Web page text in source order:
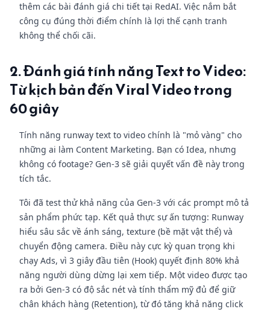
thêm các bài đánh giá chi tiết tại RedAI. Việc nắm bắt
công cụ đúng thời điểm chính là lợi thế cạnh tranh
không thể chối cãi.
2. Đánh giá tính năng Text to Video:
Từ kịch bản đến Viral Video trong
60 giây
Tính năng runway text to video chính là "mỏ vàng" cho
những ai làm Content Marketing. Bạn có Idea, nhưng
không có footage? Gen-3 sẽ giải quyết vấn đề này trong
tích tắc.
Tôi đã test thử khả năng của Gen-3 với các prompt mô tả
sản phẩm phức tạp. Kết quả thực sự ấn tượng: Runway
hiểu sâu sắc về ánh sáng, texture (bề mặt vật thể) và
chuyển động camera. Điều này cực kỳ quan trọng khi
chạy Ads, vì 3 giây đầu tiên (Hook) quyết định 80% khả
năng người dùng dừng lại xem tiếp. Một video được tạo
ra bởi Gen-3 có độ sắc nét và tính thẩm mỹ đủ để giữ
chân khách hàng (Retention), từ đó tăng khả năng click